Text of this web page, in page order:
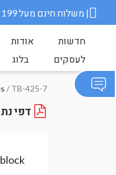
משלוח חינם מעל 199 ש״ח והזמנה בתיאום מראש ||| מס' ספק משרד הבטחון 11006845 |
אודות
חדשות
בלוג
לעסקים
/ TB-425-7